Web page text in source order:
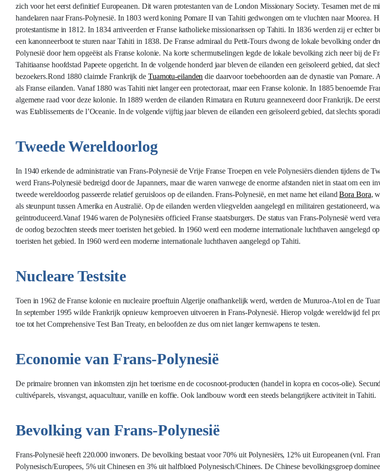
zich voor het eerst definitief Europeanen. Dit waren protestanten van de London Missionary Society. Tesamen met de
handelaren naar Frans-Polynesië. In 1803 werd koning Pomare II van Tahiti gedwongen om te vluchten naar Moorea.
protestantisme in 1812. In 1834 arriveerden er Franse katholieke missionarissen op Tahiti. In 1836 werden zij er echter
een kanonneerboot te sturen naar Tahiti in 1838. De Franse admiraal du Petit-Tours dwong de lokale bevolking onder
Polynesië door hem opgeëist als Franse kolonie. Na korte schermutselingen legde de lokale bevolking zich neer bij de
Tahitiaanse hoofdstad Papeete opgericht. In de volgende honderd jaar bleven de eilanden een geïsoleerd gebied, dat
bezoekers.Rond 1880 claimde Frankrijk de Tuamotu-eilanden die daarvoor toebehoorden aan de dynastie van Pomare.
als Franse eilanden. Vanaf 1880 was Tahiti niet langer een protectoraat, maar een Franse kolonie. In 1885 benoemde
algemene raad voor deze kolonie. In 1889 werden de eilanden Rimatara en Ruturu geannexeerd door Frankrijk. De
was Etablissements de l’Oceanie. In de volgende vijftig jaar bleven de eilanden een geïsoleerd gebied, dat slechts
Tweede Wereldoorlog
In 1940 erkende de administratie van Frans-Polynesië de Vrije Franse Troepen en vele Polynesiërs dienden tijdens de
werd Frans-Polynesië bedreigd door de Japanners, maar die waren vanwege de enorme afstanden niet in staat om een
tweede wereldoorlog passeerde relatief geruisloos op de eilanden. Frans-Polynesië, en met name het eilandBora Bora,
als steunpunt tussen Amerika en Australië. Op de eilanden werden vliegvelden aangelegd en militairen gestationeerd,
geïntroduceerd.Vanaf 1946 waren de Polynesiërs officieel Franse staatsburgers. De status van Frans-Polynesië werd
de oorlog bezochten steeds meer toeristen het gebied. In 1960 werd een moderne internationale luchthaven aangelegd
toeristen het gebied. In 1960 werd een moderne internationale luchthaven aangelegd op Tahiti.
Nucleare Testsite
Toen in 1962 de Franse kolonie en nucleaire proeftuin Algerije onafhankelijk werd, werden de Mururoa-Atol en de
In september 1995 wilde Frankrijk opnieuw kernproeven uitvoeren in Frans-Polynesië. Hierop volgde wereldwijd fel
toe tot het Comprehensive Test Ban Treaty, en beloofden ze dus om niet langer kernwapens te testen.
Economie van Frans-Polynesië
De primaire bronnen van inkomsten zijn het toerisme en de cocosnoot-producten (handel in kopra en cocos-olie).
cultivéparels, visvangst, aquacultuur, vanille en koffie. Ook landbouw wordt een steeds belangrijkere activiteit in Tahiti.
Bevolking van Frans-Polynesië
Frans-Polynesië heeft 220.000 inwoners. De bevolking bestaat voor 70% uit Polynesiërs, 12% uit Europeanen (vnl.
Polynesisch/Europees, 5% uit Chinesen en 3% uit halfbloed Polynesisch/Chinees. De Chinese bevolkingsgroep